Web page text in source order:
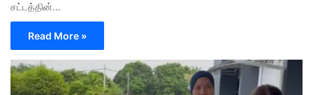
சட்டத்தின்…
Read More »